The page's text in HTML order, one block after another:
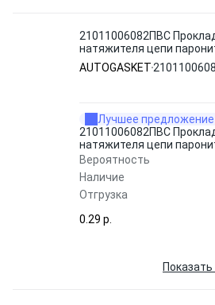
21011006082ПВС
натяжителя цепи
AUTOGASKET
Лучшее предложение
21011006082ПВС
натяжителя цепи
Вероятность
Наличие
Отгрузка
0.29 p.